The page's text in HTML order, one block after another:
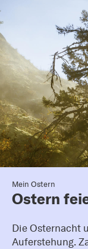
Mein Ostern
Ostern
Die Osternacht
Auferstehung.